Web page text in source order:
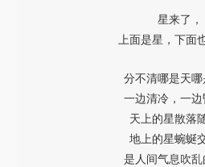
星来了，
上面是星，下面
分不清哪是天哪
一边清冷，一边
天上的星散落
地上的星蜿蜒
是人间气息吹乱